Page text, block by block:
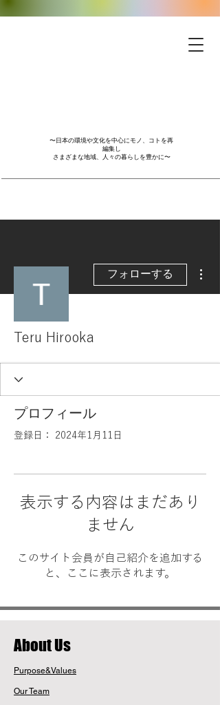
〜日本の環境や文化を中心にモノ、コトを再
編集し
さまざまな地域、人々の暮らしを豊かに〜
フォローする
Teru Hirooka
プロフィール
登録日： 2024年1月11日
表示する内容はまだあり
ません
このサイト会員が自己紹介を追加する
と、ここに表示されます。
​About Us
Purpose&Values
Our Team